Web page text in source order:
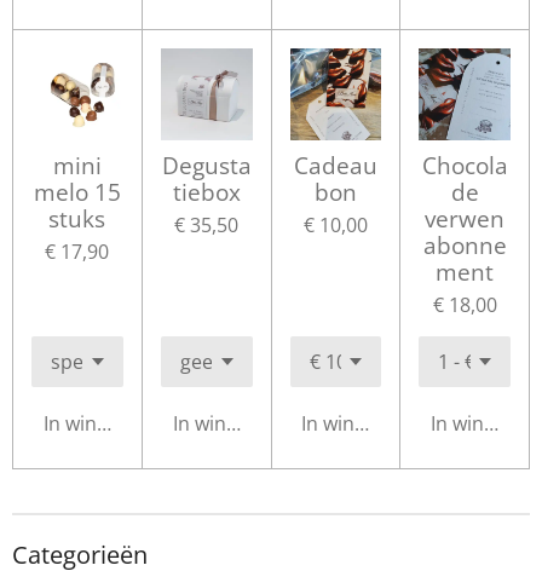
mini
melo 15
stuks
€ 17,90
In winkelwagen
Degusta
tiebox
€ 35,50
In winkelwagen
Cadeau
bon
€ 10,00
In winkelwagen
Chocola
de
verwen
abonne
ment
€ 18,00
In
Categorieën